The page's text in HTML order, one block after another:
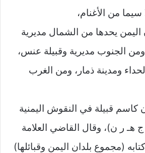
سيما من الأغنام،
اليمن يحدها من الشمال مديرية
ومن الجنوب مديرية وقبيلة عنس،
ومدينة ذمار، ومن الغرب
قبيلة في النقوش اليمنية
هـ ر ن)، وقال القاضي العلامة
(مجموع بلدان اليمن وقبائلها)